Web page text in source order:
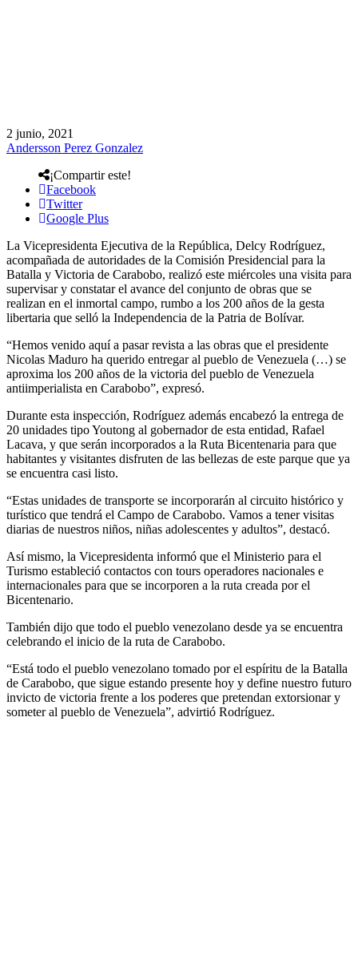
2 junio, 2021
Andersson Perez Gonzalez
¡Compartir este!
Facebook
Twitter
Google Plus
La Vicepresidenta Ejecutiva de la República, Delcy Rodríguez,
acompañada de autoridades de la Comisión Presidencial para la
Batalla y Victoria de Carabobo, realizó este miércoles una visita para
supervisar y constatar el avance del conjunto de obras que se
realizan en el inmortal campo, rumbo a los 200 años de la gesta
libertaria que selló la Independencia de la Patria de Bolívar.
“Hemos venido aquí a pasar revista a las obras que el presidente
Nicolas Maduro ha querido entregar al pueblo de Venezuela (…) se
aproxima los 200 años de la victoria del pueblo de Venezuela
antiimperialista en Carabobo”, expresó.
Durante esta inspección, Rodríguez además encabezó la entrega de
20 unidades tipo Youtong al gobernador de esta entidad, Rafael
Lacava, y que serán incorporados a la Ruta Bicentenaria para que
habitantes y visitantes disfruten de las bellezas de este parque que ya
se encuentra casi listo.
“Estas unidades de transporte se incorporarán al circuito histórico y
turístico que tendrá el Campo de Carabobo. Vamos a tener visitas
diarias de nuestros niños, niñas adolescentes y adultos”, destacó.
Así mismo, la Vicepresidenta informó que el Ministerio para el
Turismo estableció contactos con tours operadores nacionales e
internacionales para que se incorporen a la ruta creada por el
Bicentenario.
También dijo que todo el pueblo venezolano desde ya se encuentra
celebrando el inicio de la ruta de Carabobo.
“Está todo el pueblo venezolano tomado por el espíritu de la Batalla
de Carabobo, que sigue estando presente hoy y define nuestro futuro
invicto de victoria frente a los poderes que pretendan extorsionar y
someter al pueblo de Venezuela”, advirtió Rodríguez.